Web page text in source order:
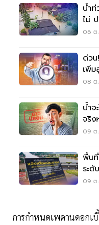
น้ำท่
ไม่
เช็ค
06 ต
ด่วน
เพิ่
ต.ค
08 ต
น้ำจ
จริง
09 ต
พื้นที่
ระดั
09 ต
การกำหนดเพดานดอกเ